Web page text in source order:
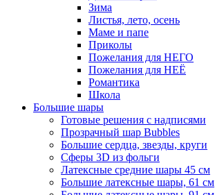
Зима
Листья, лето, осень
Маме и папе
Приколы
Пожелания для НЕГО
Пожелания для НЕЁ
Романтика
Школа
Большие шары
Готовые решения с надписями
Прозрачный шар Bubbles
Большие сердца, звезды, круги
Сферы 3D из фольги
Латексные средние шары 45 см
Большие латексные шары, 61 см